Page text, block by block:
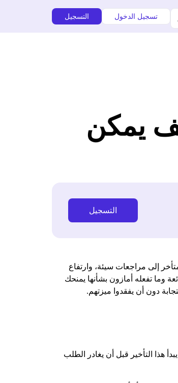
تسجيل الدخول التسجيل
يمكن
التسجيل
إلى مراجعات سيئة، وارتفاع
وما تفعله أمازون بشأنها يمنحك
دون أن يفقدوا ميزتهم.
هذا التأخير قبل أن يغادر الطلب